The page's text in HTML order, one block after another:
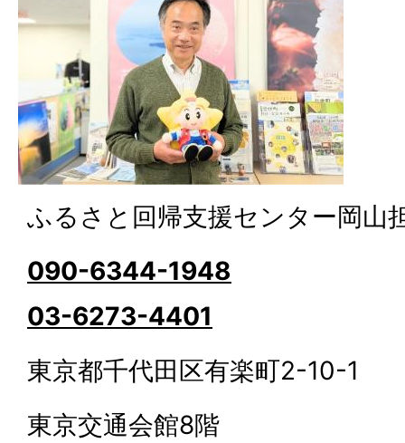
ふるさと回帰支援センター岡山
090-6344-1948
03-6273-4401
東京都千代田区有楽町2-10-1
東京交通会館8階